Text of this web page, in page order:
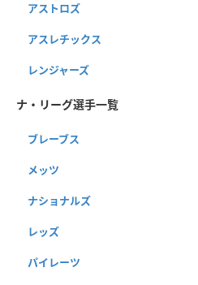
アストロズ
アスレチックス
レンジャーズ
ナ・リーグ選手一覧
ブレーブス
メッツ
ナショナルズ
レッズ
パイレーツ